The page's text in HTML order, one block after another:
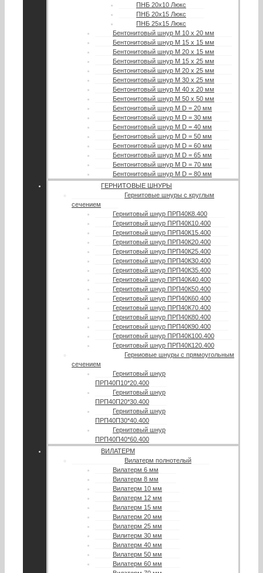
ПНБ 20х10 Люкс
ПНБ 20х15 Люкс
ПНБ 25х15 Люкс
Бентонитовый шнур М 10 х 20 мм
Бентонитовый шнур М 15 х 15 мм
Бентонитовый шнур М 20 х 15 мм
Бентонитовый шнур М 15 х 25 мм
Бентонитовый шнур М 20 х 25 мм
Бентонитовый шнур М 30 х 25 мм
Бентонитовый шнур М 40 х 20 мм
Бентонитовый шнур М 50 х 50 мм
Бентонитовый шнур М D = 20 мм
Бентонитовый шнур М D = 30 мм
Бентонитовый шнур М D = 40 мм
Бентонитовый шнур М D = 50 мм
Бентонитовый шнур М D = 60 мм
Бентонитовый шнур М D = 65 мм
Бентонитовый шнур М D = 70 мм
Бентонитовый шнур М D = 80 мм
ГЕРНИТОВЫЕ ШНУРЫ
Гернитовые шнуры с круглым
сечением
Гернитовый шнур ПРП40К8.400
Гернитовый шнур ПРП40К10.400
Гернитовый шнур ПРП40К15.400
Гернитовый шнур ПРП40К20.400
Гернитовый шнур ПРП40К25.400
Гернитовый шнур ПРП40К30.400
Гернитовый шнур ПРП40К35.400
Гернитовый шнур ПРП40К40.400
Гернитовый шнур ПРП40К50.400
Гернитовый шнур ПРП40К60.400
Гернитовый шнур ПРП40К70.400
Гернитовый шнур ПРП40К80.400
Гернитовый шнур ПРП40К90.400
Гернитовый шнур ПРП40К100.400
Гернитовый шнур ПРП40К120.400
Герниовые шнуры с прямоугольным
сечением
Гернитовый шнур
ПРП40П10*20.400
Гернитовый шнур
ПРП40П20*30.400
Гернитовый шнур
ПРП40П30*40.400
Гернитовый шнур
ПРП40П40*60.400
ВИЛАТЕРМ
Вилатерм полнотелый
Вилатерм 6 мм
Вилатерм 8 мм
Вилатерм 10 мм
Вилатерм 12 мм
Вилатерм 15 мм
Вилатерм 20 мм
Вилатерм 25 мм
Вилитерм 30 мм
Вилатерм 40 мм
Вилатерм 50 мм
Вилатерм 60 мм